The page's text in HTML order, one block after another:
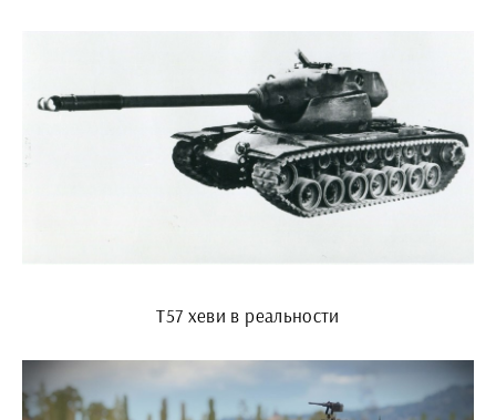
Т57 хеви в реальности